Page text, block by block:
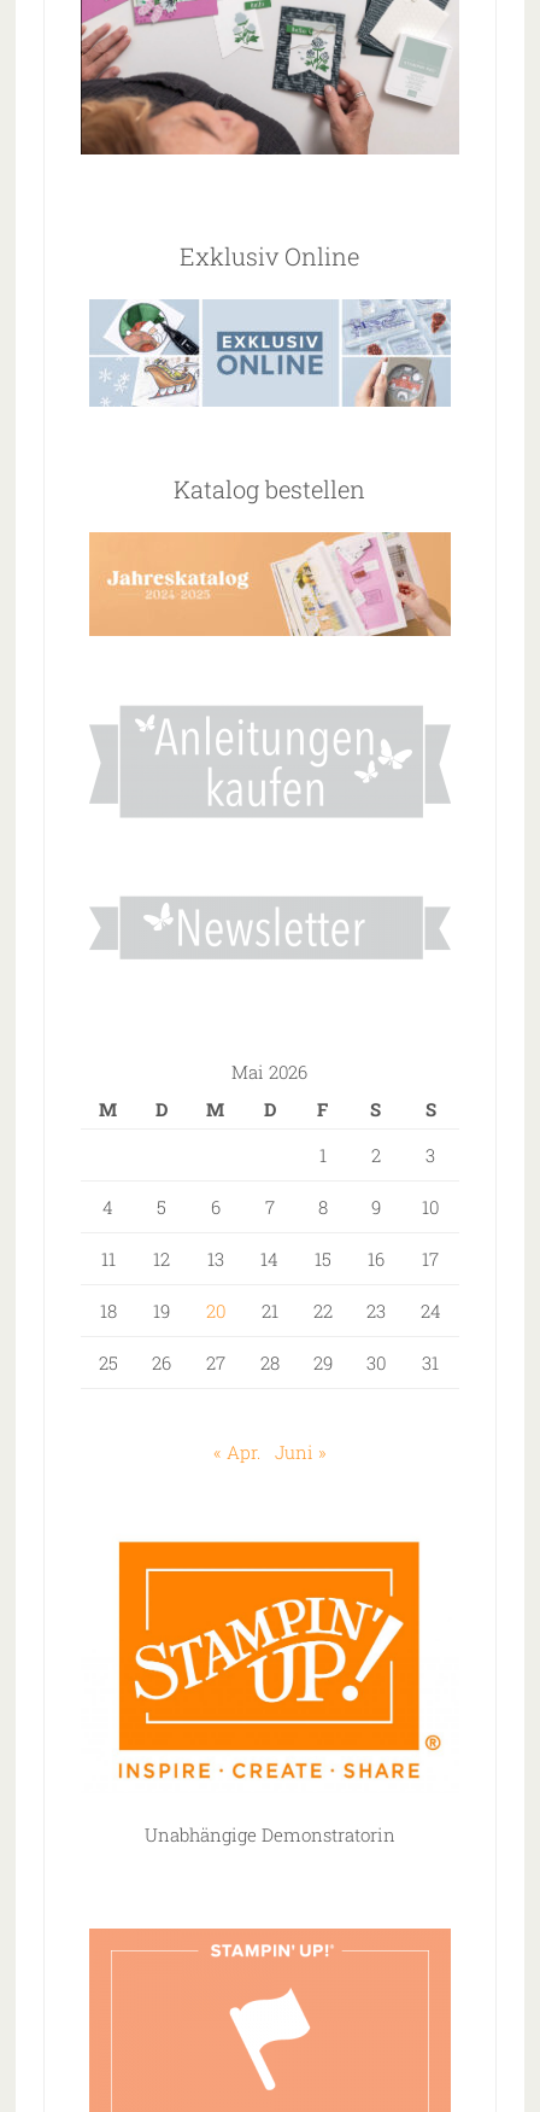
Exklusiv Online
Katalog bestellen
Mai 2026
M
D M D F S
S
1
2 3
4 5 6 7 8 9 10
11 12 13 14 15 16 17
18 19 20 21 22 23 24
25 26 27 28 29 30 31
« Apr. Juni »
Unabhängige Demonstratorin